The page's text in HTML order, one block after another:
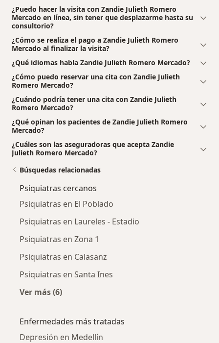
¿Puedo hacer la visita con Zandie Julieth Romero
Mercado en línea, sin tener que desplazarme hasta su
consultorio?
¿Cómo se realiza el pago a Zandie Julieth Romero
Mercado al finalizar la visita?
¿Qué idiomas habla Zandie Julieth Romero Mercado?
¿Cómo puedo reservar una cita con Zandie Julieth
Romero Mercado?
¿Cuándo podría tener una cita con Zandie Julieth
Romero Mercado?
¿Qué opinan los pacientes de Zandie Julieth Romero
Mercado?
¿Cuáles son las aseguradoras que acepta Zandie
Julieth Romero Mercado?
Búsquedas relacionadas
Psiquiatras cercanos
Psiquiatras en El Poblado
Psiquiatras en Laureles - Estadio
Psiquiatras en Zona 1
Psiquiatras en Calasanz
Psiquiatras en Santa Ines
Ver más (6)
Enfermedades más tratadas
Depresión en Medellín